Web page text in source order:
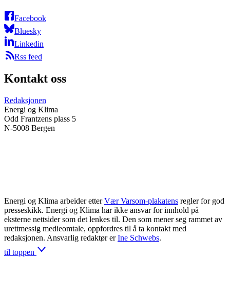
Facebook
Bluesky
Linkedin
Rss feed
Kontakt oss
Redaksjonen
Energi og Klima
Odd Frantzens plass 5
N-5008 Bergen
Energi og Klima arbeider etter Vær Varsom-plakatens regler for god
presseskikk. Energi og Klima har ikke ansvar for innhold på
eksterne nettsider som det lenkes til. Den som mener seg rammet av
urettmessig medieomtale, oppfordres til å ta kontakt med
redaksjonen. Ansvarlig redaktør er Ine Schwebs.
til toppen